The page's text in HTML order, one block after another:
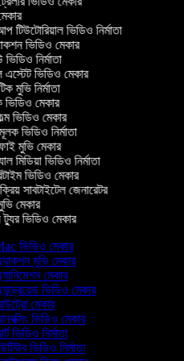
টিউটোরিয়াল ভিডিও নির্মাতা
ভিডিও মেকার
নির্মাতা
এস্টেট ভিডিও মেকার
মুভি নির্মাতা
ভিডিও মেকার
ভিডিও মেকার
ভিডিও নির্মাতা
মুভি মেকার
মিডিয়া ভিডিও নির্মাতা
ভিডিও মেকার
সাবটাইটেল জেনারেটর
মেকার
ভিডিও মেকার
ভিডিও মেকার
মুভি মেকার
মেকার
ভিডিও মেকার
মেকার
ভিডিও মেকার
ভিডিও নির্মাতা
ভিডিও নির্মাতা